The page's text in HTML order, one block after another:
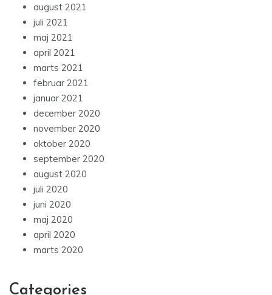
august 2021
juli 2021
maj 2021
april 2021
marts 2021
februar 2021
januar 2021
december 2020
november 2020
oktober 2020
september 2020
august 2020
juli 2020
juni 2020
maj 2020
april 2020
marts 2020
Categories